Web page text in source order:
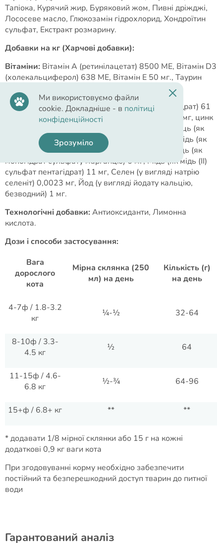
Тапіока, Курячий жир, Буряковий жом, Пивні дріжджі,
Лососеве масло, Глюкозамін гідрохлорид, Хондроїтин
сульфат, Екстракт розмарину.
Добавки на кг (Харчові добавки):
Вітаміни: Вітамін А (ретинілацетат) 8500 МЕ, Вітамін D3
(холекальциферол) 638 МЕ, Вітамін Е 50 мг., Таурин
Мінерали:Залізо (як заліза (II) сульфат моногідрат) 61
мг, цинк (Хелат цинку гідрату амінокислоти) 24 мг, цинк
(як моногідрат сульфату цинку) 58 мг, Марганець (як
Хелат марганцю гідрату амінокислоти) 12 мг, Мідь (як
Хелат міді гідрату амінокислоти) 6 мг, Марганець (як
моногідрат сульфату марганцю) 6 мг, Мідь (як мідь (II)
сульфат пентагідрат) 11 мг, Селен (у вигляді натрію
селеніт) 0,0023 мг, Йод (у вигляді йодату кальцію,
безводний) 1 мг.
Технологічні добавки: Антиоксиданти, Лимонна
кислота.
Дози і способи застосування:
Вага
дорослого
кота
Мірна склянка (250
мл) на день
Кількість (г)
на день
4-7ф / 1.8-3.2
кг
¼-½ 32-64
8-10ф / 3.3-
4.5 кг
½ 64
11-15ф / 4.6-
6.8 кг
½-¾ 64-96
15+ф / 6.8+ кг ** **
* додавати 1/8 мірної склянки або 15 г на кожні
додаткові 0,9 кг ваги кота
При згодовуванні корму необхідно забезпечити
постійний та безперешкодний доступ тварин до питної
води
Гарантований аналіз
Ми використовуємо файли
cookie. Докладніше - в політиці
конфіденційності
Зрозуміло